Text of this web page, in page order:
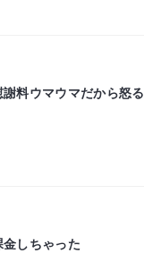
料ウマウマだから
しちゃった